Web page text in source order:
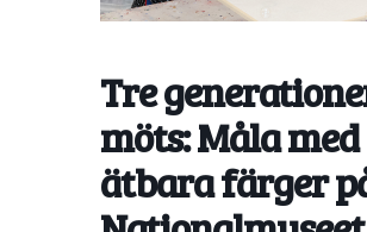
Tre
möts: Måla med
ätbara färger